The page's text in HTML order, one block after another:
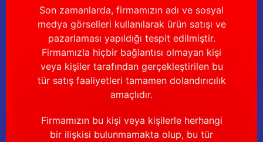
Son zamanlarda, firmamızın adı ve sosyal
medya görselleri kullanılarak ürün satışı ve
pazarlaması yapıldığı tespit edilmiştir.
Firmamızla hiçbir bağlantısı olmayan kişi
veya kişiler tarafından gerçekleştirilen bu
tür satış faaliyetleri tamamen dolandırıcılık
amaçlıdır.
Firmamızın bu kişi veya kişilerle herhangi
bir ilişkisi bulunmamakta olup, bu tür